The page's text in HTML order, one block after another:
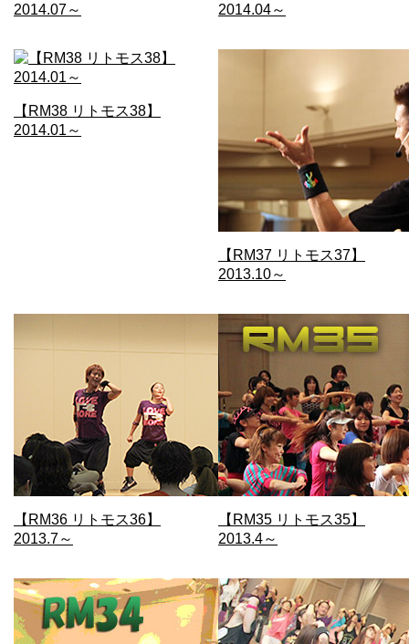
2014.07～
2014.04～
【RM38 リトモス38】
2014.01～
【RM37 リトモス37】
2013.10～
【RM36 リトモス36】
2013.7～
【RM35 リトモス35】
2013.4～